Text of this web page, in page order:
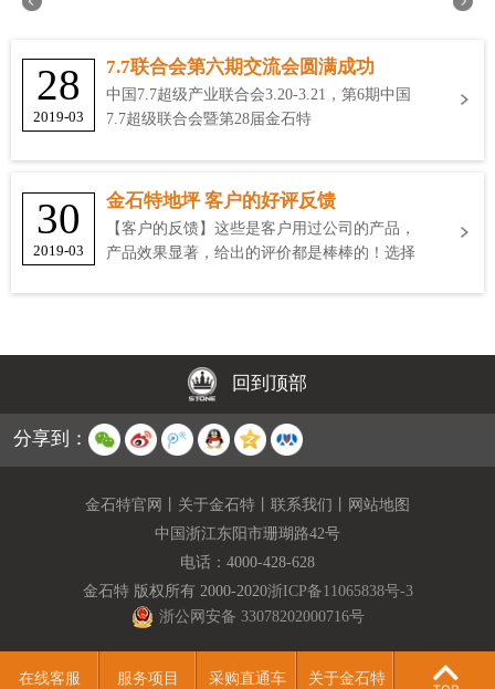
28
2019-03
7.7联合会第六期交流会圆满成功
中国7.7超级产业联合会3.20-3.21，第6期中国
7.7超级联合会暨第28届金石特
30
2019-03
金石特地坪 客户的好评反馈
【客户的反馈】这些是客户用过公司的产品，
产品效果显著，给出的评价都是棒棒的！选择
回到顶部
分享到：
金石特官网 关于金石特 联系我们
网站地图
中国浙江东阳市珊瑚路42号
电话： 4000-428-628
金石特 版权所有 2000-2020浙ICP备11065838号-3
浙公网安备 33078202000716号
在线客服 服务项目 采购直通车 关于金石特